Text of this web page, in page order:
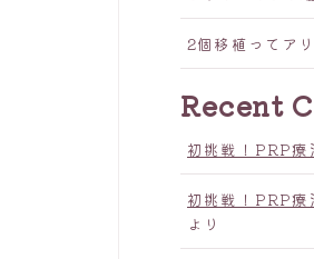
2個移植ってア
Recent
初挑戦！PRP療
初挑戦！PRP療
より